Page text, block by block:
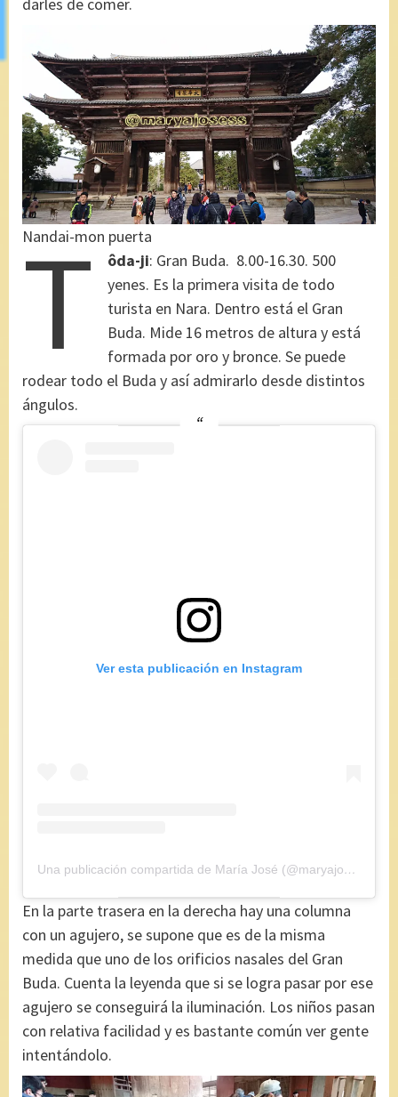
darles de comer.
Nandai-mon puerta
T ôda-ji: Gran Buda. 8.00-16.30. 500
yenes. Es la primera visita de todo
turista en Nara. Dentro está el Gran
Buda. Mide 16 metros de altura y está
formada por oro y bronce. Se puede
rodear todo el Buda y así admirarlo desde distintos
ángulos.
Ver esta publicación en Instagram
Una publicación compartida de María José (@maryajosess)
En la parte trasera en la derecha hay una columna
con un agujero, se supone que es de la misma
medida que uno de los orificios nasales del Gran
Buda. Cuenta la leyenda que si se logra pasar por ese
agujero se conseguirá la iluminación. Los niños pasan
con relativa facilidad y es bastante común ver gente
intentándolo.